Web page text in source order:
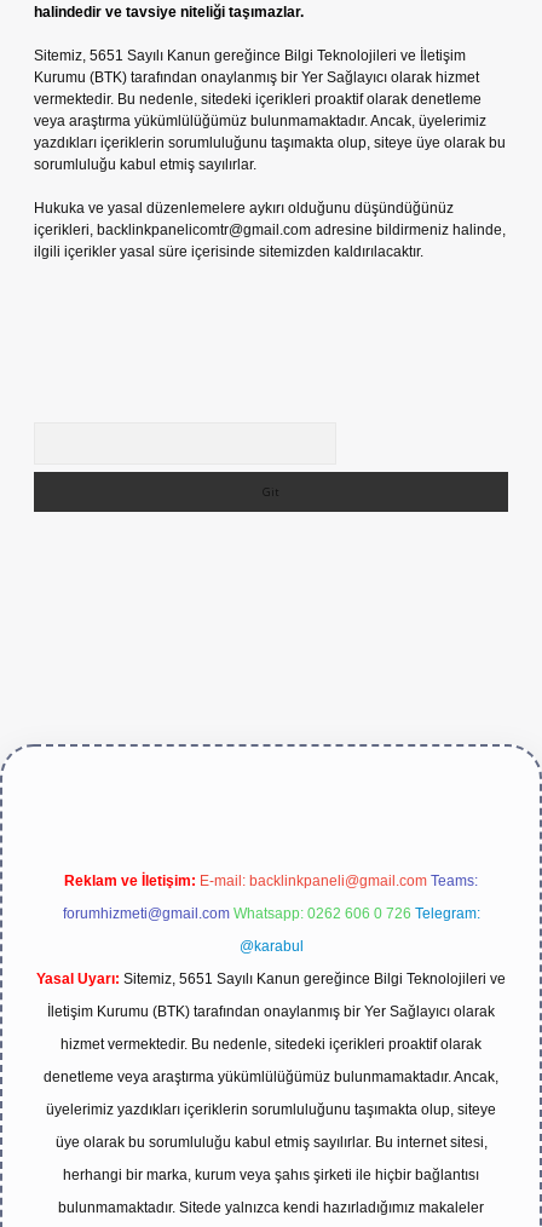
halindedir ve tavsiye niteliği taşımazlar.
Sitemiz, 5651 Sayılı Kanun gereğince Bilgi Teknolojileri ve İletişim
Kurumu (BTK) tarafından onaylanmış bir Yer Sağlayıcı olarak hizmet
vermektedir. Bu nedenle, sitedeki içerikleri proaktif olarak denetleme
veya araştırma yükümlülüğümüz bulunmamaktadır. Ancak, üyelerimiz
yazdıkları içeriklerin sorumluluğunu taşımakta olup, siteye üye olarak bu
sorumluluğu kabul etmiş sayılırlar.
Hukuka ve yasal düzenlemelere aykırı olduğunu düşündüğünüz
içerikleri, backlinkpanelicomtr@gmail.com adresine bildirmeniz halinde,
ilgili içerikler yasal süre içerisinde sitemizden kaldırılacaktır.
Reklam ve İletişim: E-mail: backlinkpaneli@gmail.com Teams:
forumhizmeti@gmail.com Whatsapp: 0262 606 0 726 Telegram:
@karabul
Yasal Uyarı: Sitemiz, 5651 Sayılı Kanun gereğince Bilgi Teknolojileri ve
İletişim Kurumu (BTK) tarafından onaylanmış bir Yer Sağlayıcı olarak
hizmet vermektedir. Bu nedenle, sitedeki içerikleri proaktif olarak
denetleme veya araştırma yükümlülüğümüz bulunmamaktadır. Ancak,
üyelerimiz yazdıkları içeriklerin sorumluluğunu taşımakta olup, siteye
üye olarak bu sorumluluğu kabul etmiş sayılırlar. Bu internet sitesi,
herhangi bir marka, kurum veya şahıs şirketi ile hiçbir bağlantısı
bulunmamaktadır. Sitede yalnızca kendi hazırladığımız makaleler